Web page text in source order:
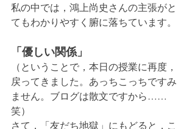
私の中では，鴻上尚史さんの主張がと
てもわかりやすく腑に落ちています。
「優しい関係」
（ということで，本日の授業に再度，
戻ってきました。あっちこっちですみ
ません。ブログは散文ですから……
笑）
さて，「友だち地獄」にもどると，こ